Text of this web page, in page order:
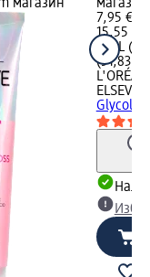
магазин
магазин
7,95 €
15,55 лв.
0,3 L
(51,83
L'ORÉAL
ELSEVE
Glycolic